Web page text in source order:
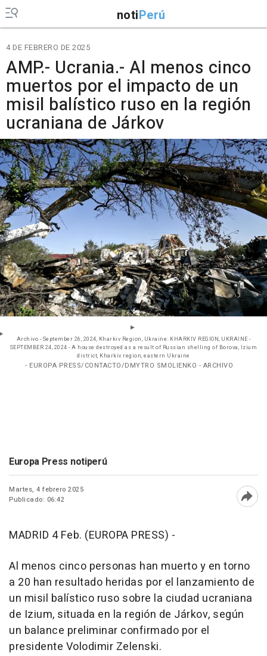
notiPerú
4 DE FEBRERO DE 2025
AMP.- Ucrania.- Al menos cinco
muertos por el impacto de un
misil balístico ruso en la región
ucraniana de Járkov
Archivo - September 26, 2024, Kharkiv Region, Ukraine: KHARKIV REGION, UKRAINE -
SEPTEMBER 24, 2024 - A house destroyed as a result of Russian shelling of Borova, Izium
district, Kharkiv region, eastern Ukraine
- EUROPA PRESS/CONTACTO/DMYTRO SMOLIENKO - ARCHIVO
Europa Press notiperú
Martes, 4 febrero 2025
Publicado: 06:42
MADRID 4 Feb. (EUROPA PRESS) -
Al menos cinco personas han muerto y en torno
a 20 han resultado heridas por el lanzamiento de
un misil balístico ruso sobre la ciudad ucraniana
de Izium, situada en la región de Járkov, según
un balance preliminar confirmado por el
presidente Volodimir Zelenski.